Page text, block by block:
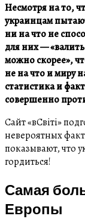
Несмотря на то,
украинцам
ни на что не
для них —
можно скорее»,
не на что и миру
статистика и
совершенно
Сайт «вСвіті»
невероятных
показывают, что
гордиться!
Самая
Европы